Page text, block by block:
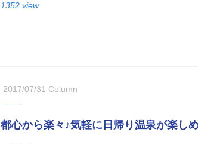
1352 view
2017/07/31 Column
都心から楽々♪気軽に日帰り温泉が楽し